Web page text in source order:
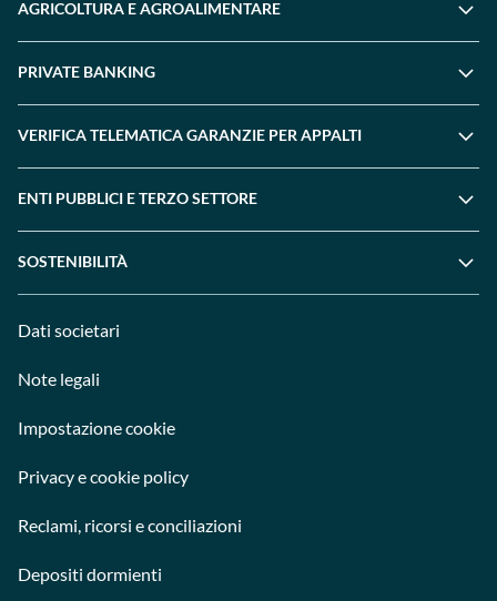
AGRICOLTURA E AGROALIMENTARE
PRIVATE BANKING
VERIFICA TELEMATICA GARANZIE PER APPALTI
ENTI PUBBLICI E TERZO SETTORE
SOSTENIBILITÀ
Dati societari
Note legali
Impostazione cookie
Privacy e cookie policy
Reclami, ricorsi e conciliazioni
Depositi dormienti